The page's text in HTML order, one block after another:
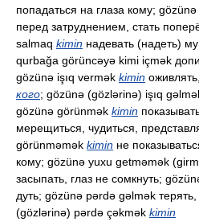
попадаться на глаза кому;
перед затруднением, стать
salmaq kimin надевать (надеть)
qurbağa görüncəyə kimi içmək
gözünə işıq vermək kimin
кого; gözünə (gözlərinə) işıq
gözünə görünmək kimin
мерещиться, чудиться,
görünməmək kimin не
кому; gözünə yuxu getməmək
засыпать, глаз не сомкнуть;
дуть; gözünə pərdə gəlmək
(gözlərinə) pərdə çəkmək kimin